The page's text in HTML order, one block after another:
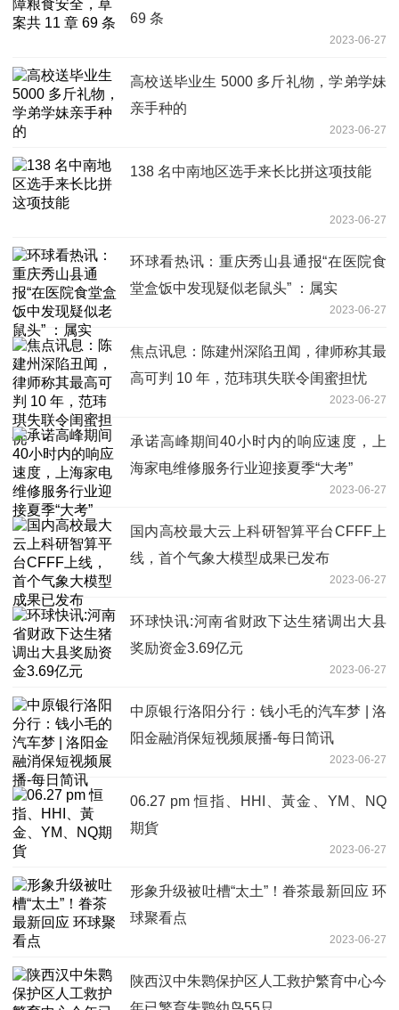
69 条
2023-06-27
高校送毕业生 5000 多斤礼物，学弟学妹
亲手种的
2023-06-27
138 名中南地区选手来长比拼这项技能
2023-06-27
环球看热讯：重庆秀山县通报“在医院食
堂盒饭中发现疑似老鼠头” ：属实
2023-06-27
焦点讯息：陈建州深陷丑闻，律师称其最
高可判 10 年，范玮琪失联令闺蜜担忧
2023-06-27
承诺高峰期间40小时内的响应速度，上
海家电维修服务行业迎接夏季“大考”
2023-06-27
国内高校最大云上科研智算平台CFFF上
线，首个气象大模型成果已发布
2023-06-27
环球快讯:河南省财政下达生猪调出大县
奖励资金3.69亿元
2023-06-27
中原银行洛阳分行：钱小毛的汽车梦 | 洛
阳金融消保短视频展播-每日简讯
2023-06-27
06.27 pm 恒指、HHI、黃金、YM、NQ
期貨
2023-06-27
形象升级被吐槽“太土”！眷茶最新回应 环
球聚看点
2023-06-27
陕西汉中朱鹮保护区人工救护繁育中心今